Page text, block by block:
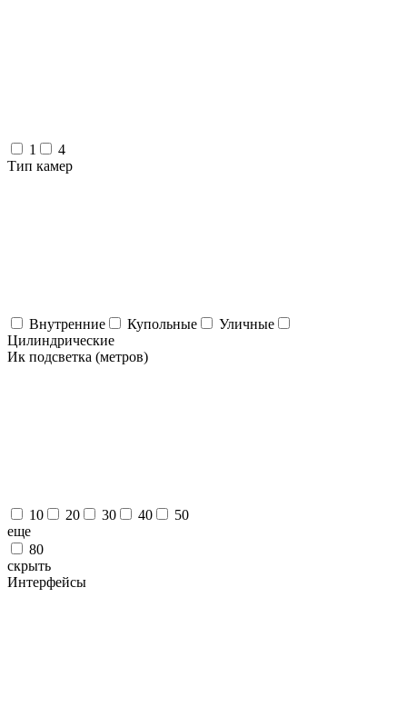
1
4
Тип камер
Внутренние Купольные
Уличные
Цилиндрические
Ик подсветка (метров)
10 20 30 40
50
eще
80
скрыть
Интерфейсы